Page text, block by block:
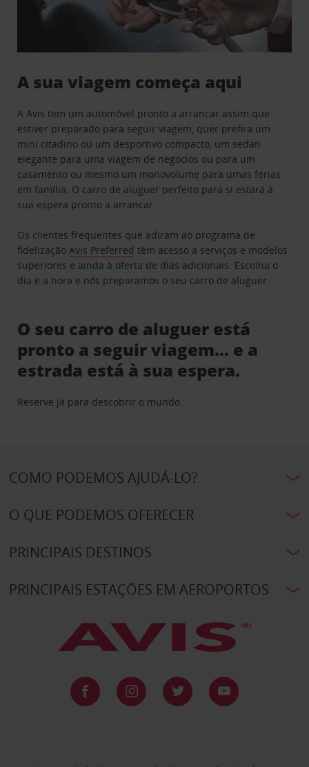
A sua viagem começa aqui
A Avis tem um automóvel pronto a arrancar assim que
estiver preparado para seguir viagem, quer prefira um
mini citadino ou um desportivo compacto, um sedan
elegante para uma viagem de negócios ou para um
casamento ou mesmo um monovolume para umas férias
em família. O carro de aluguer perfeito para si estará à
sua espera pronto a arrancar.
Os clientes frequentes que adiram ao programa de
fidelizaçãoAvis Preferred têm acesso a serviços e modelos
superiores e ainda à oferta de dias adicionais. Escolha o
dia e a hora e nós preparamos o seu carro de aluguer.
O seu carro de aluguer está
pronto a seguir viagem… e a
estrada está à sua espera.
Reserve já para descobrir o mundo.
COMO PODEMOS AJUDÁ-LO?
O QUE PODEMOS OFERECER
PRINCIPAIS DESTINOS
PRINCIPAIS ESTAÇÕES EM AEROPORTOS